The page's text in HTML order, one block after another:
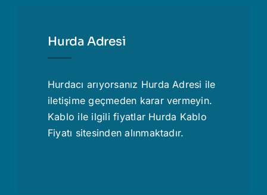
Hurda Adresi
Hurdacı arıyorsanız Hurda Adresi ile
iletişime geçmeden karar vermeyin.
Kablo ile ilgili fiyatlar Hurda Kablo
Fiyatı sitesinden alınmaktadır.